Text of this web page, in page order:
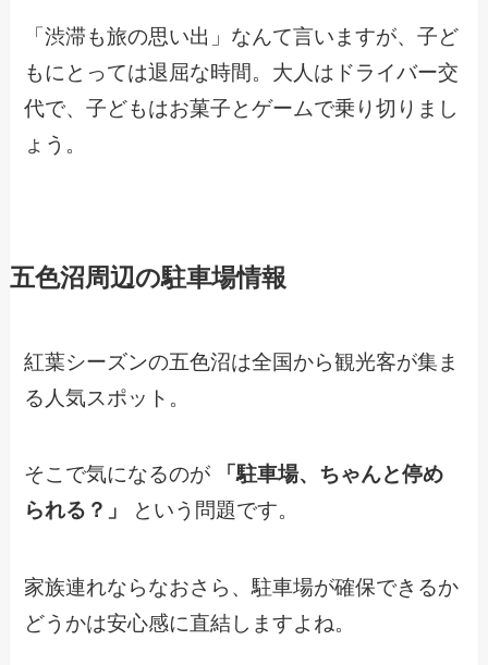
「渋滞も旅の思い出」なんて言いますが、子ど
もにとっては退屈な時間。大人はドライバー交
代で、子どもはお菓子とゲームで乗り切りまし
ょう。
五色沼周辺の駐車場情報
紅葉シーズンの五色沼は全国から観光客が集ま
る人気スポット。
そこで気になるのが
「駐車場、ちゃんと停め
られる？」
という問題です。
家族連れならなおさら、駐車場が確保できるか
どうかは安心感に直結しますよね。